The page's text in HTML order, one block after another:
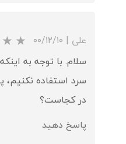
علی | ۰۰/۱۲/۱۰
سلام. با توجه به
سرد استفاده
در کجاست؟
پاسخ دهید